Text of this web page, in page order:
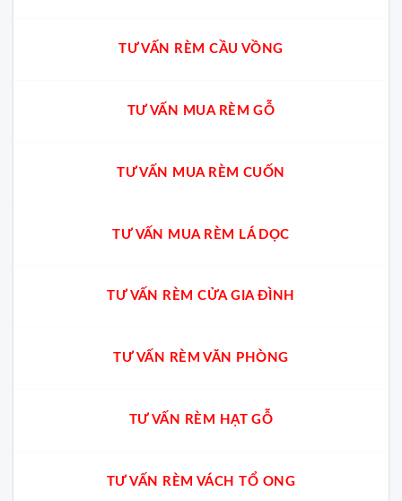
TƯ VẤN RÈM CẦU VỒNG
TƯ VẤN MUA RÈM GỖ
TƯ VẤN MUA RÈM CUỐN
TƯ VẤN MUA RÈM LÁ DỌC
TƯ VẤN RÈM CỬA GIA ĐÌNH
TƯ VẤN RÈM VĂN PHÒNG
TƯ VẤN RÈM HẠT GỖ
TƯ VẤN RÈM VÁCH TỔ ONG